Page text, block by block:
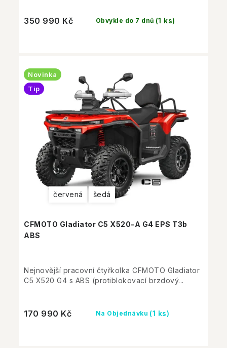
Obvykle do 7 dnů (1 ks)
350 990 Kč
CFMOTO Gladiator C5 X520-A G4 EPS T3b
ABS
Novinka
Tip
červená šedá
Na Objednávku (1 ks)
170 990 Kč
Nejnovější pracovní čtyřkolka CFMOTO Gladiator
C5 X520 G4 s ABS (protiblokovací brzdový...